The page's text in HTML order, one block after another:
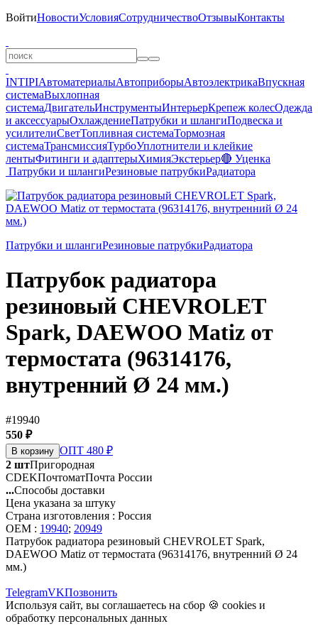
ВойтиНовостиУсловияСотрудничествоОтзывыКонтакты
INTIPIАвтоматериалыАвтоприборыАвтоэлектрикаВпускная
системаВыхлопная
системаДвигательИнструментыИнтерьерКрепеж колесОдежда
и аксессуарыОхлаждениеПатрубки и шлангиПодвеска и
усилителиСветТопливная системаТормозная
системаТрансмиссияТурбоУплотнители и клейкие
лентыФитинги и адаптерыХимияЭкстерьер🔴 Уценка
Патрубки и шлангиРезиновые патрубкиРадиатора
Патрубки и шлангиРезиновые патрубкиРадиатора
Патрубок радиатора
резиновый CHEVROLET
Spark, DAEWOO Matiz от
термостата (96314176,
внутренний Ø 24 мм.)
#19940
550 ₽
В корзину ОПТ 480 ₽
2 штПригородная
CDEKПочтоматПочта России
...Способы доставки
Цена указана за штуку
Страна изготовления : Россия
OEM : 19940; 20949
Патрубок радиатора резиновый CHEVROLET Spark,
DAEWOO Matiz от термостата (96314176, внутренний Ø 24
мм.)
TelegramVKПозвонить
Используя сайт, вы соглашаетесь на сбор 🍪 cookies и
обработку персональных данных